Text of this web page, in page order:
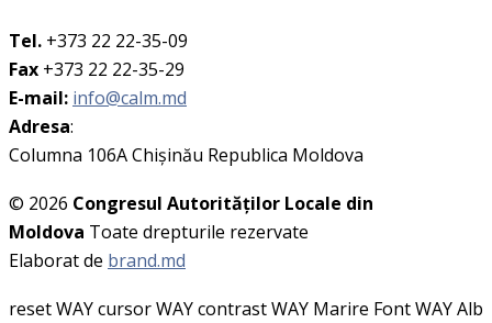
Tel. +373 22 22-35-09
Fax +373 22 22-35-29
E-mail: info@calm.md
Adresa:
Columna 106A Chişinău Republica Moldova
© 2026 Congresul Autorităţilor Locale din
Moldova Toate drepturile rezervate
Elaborat de brand.md
reset WAYcursor WAYcontrast WAY Marire Font WAYAlb